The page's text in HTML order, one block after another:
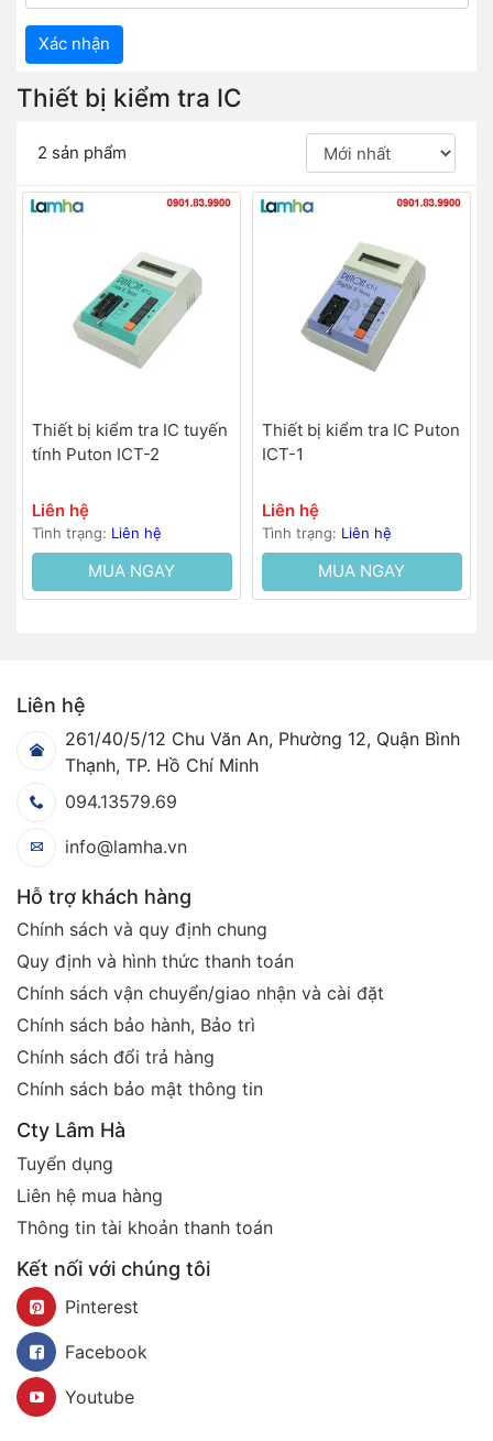
Xác nhận
Thiết bị kiểm tra IC
2 sản phẩm
Thiết bị kiểm tra IC tuyến
tính Puton ICT-2
Liên hệ
Tình trạng: Liên hệ
MUA NGAY
Thiết bị kiểm tra IC Puton
ICT-1
Liên hệ
Tình trạng: Liên hệ
MUA NGAY
Liên hệ
261/40/5/12 Chu Văn An, Phường 12, Quận Bình
Thạnh, TP. Hồ Chí Minh
094.13579.69
info@lamha.vn
Hỗ trợ khách hàng
Chính sách và quy định chung
Quy định và hình thức thanh toán
Chính sách vận chuyển/giao nhận và cài đặt
Chính sách bảo hành, Bảo trì
Chính sách đổi trả hàng
Chính sách bảo mật thông tin
Cty Lâm Hà
Tuyển dụng
Liên hệ mua hàng
Thông tin tài khoản thanh toán
Kết nối với chúng tôi
Pinterest
Facebook
Youtube